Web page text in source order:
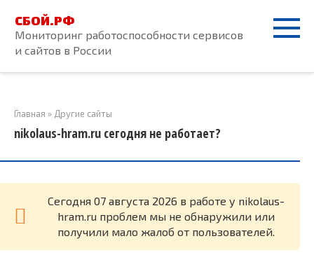
контенту
СБОЙ.РФ
Мониторинг работоспособности сервисов
и сайтов в России
Главная » Другие сайты
nikolaus-hram.ru сегодня не работает?
Cегодня 07 августа 2026 в работе у nikolaus-
hram.ru проблем мы не обнаружили или
получили мало жалоб от пользователей.